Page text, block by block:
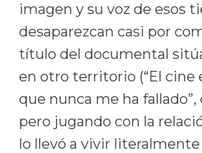
imagen y su voz de esos
desaparezcan casi por
título del documental
en otro territorio (“El cine
que nunca me ha fallado”,
pero jugando con la
lo llevó a vivir literalmente